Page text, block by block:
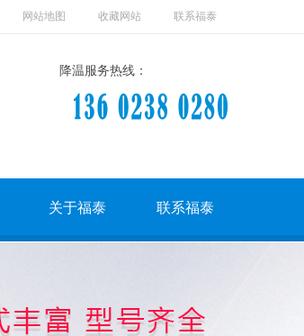
网站地图 收藏网站 联系福泰
降温服务热线：
关于福泰 联系福泰